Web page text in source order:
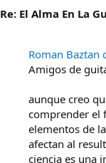
Re: El Alma En La
Roman Baztan
Amigos de
aunque creo
comprender el
elementos de
afectan al
ciencia es una